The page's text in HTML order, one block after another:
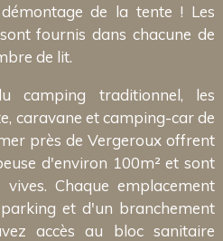
de la tente ! Les
fournis dans chacune de
de lit.
camping traditionnel, les
caravane et camping-car de
près de Vergeroux offrent
d'environ 100m² et sont
Chaque emplacement
et d'un branchement
accès au bloc sanitaire